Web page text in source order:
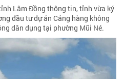
Lâm Đồng thông tin, tỉnh vừa ký
đầu tư dự án Cảng hàng không
dân dụng tại phường Mũi Né.